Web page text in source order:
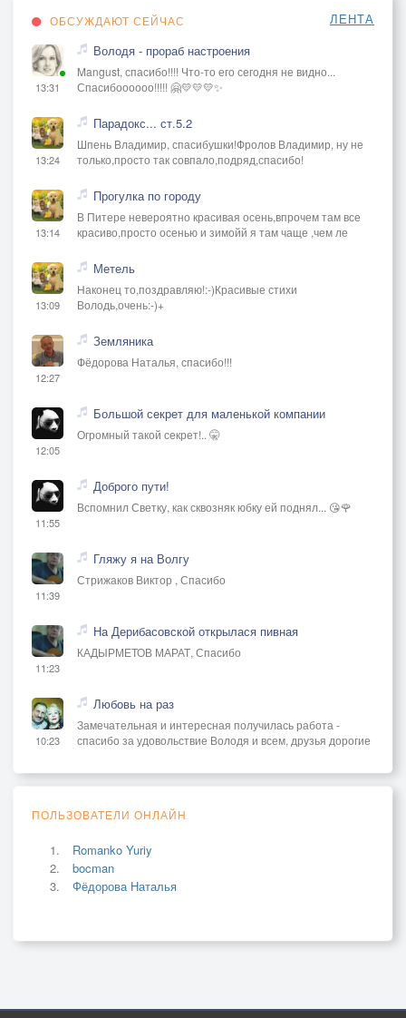
ОБСУЖДАЮТ СЕЙЧАС ЛЕНТА
13:31
Володя - прораб настроения
Mangust, спасибо!!!! Что-то его сегодня не видно...
Спасибоооооо!!!!! 🤗💛💛💛✨
13:24
Парадокс... ст.5.2
Шпень Владимир, спасибушки!Фролов Владимир, ну не
только,просто так совпало,подряд,спасибо!
13:14
Прогулка по городу
В Питере невероятно красивая осень,впрочем там все
красиво,просто осенью и зимойй я там чаще ,чем ле
13:09
Метель
Наконец то,поздравляю!:-)Красивые стихи
Володь,очень:-)+
12:27
Земляника
Фёдорова Наталья, спасибо!!!
12:05
Большой секрет для маленькой компании
Огромный такой секрет!.. 🤫
11:55
Доброго пути!
Вспомнил Светку, как сквозняк юбку ей поднял... 😘🌹
11:39
Гляжу я на Волгу
Стрижаков Виктор , Спасибо
11:23
На Дерибасовской открылася пивная
КАДЫРМЕТОВ МАРАТ, Спасибо
10:23
Любовь на раз
Замечательная и интересная получилась работа -
спасибо за удовольствие Володя и всем, друзья дорогие
ПОЛЬЗОВАТЕЛИ ОНЛАЙН
Romanko Yuriy
bocman
Фёдорова Наталья